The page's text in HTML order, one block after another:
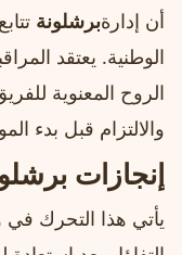
أن إدارةبرشلونة
الوطنية. يعتقد
الروح المعنوية
والالتزام قبل بدء
إنجازات
يأتي هذا التحرك